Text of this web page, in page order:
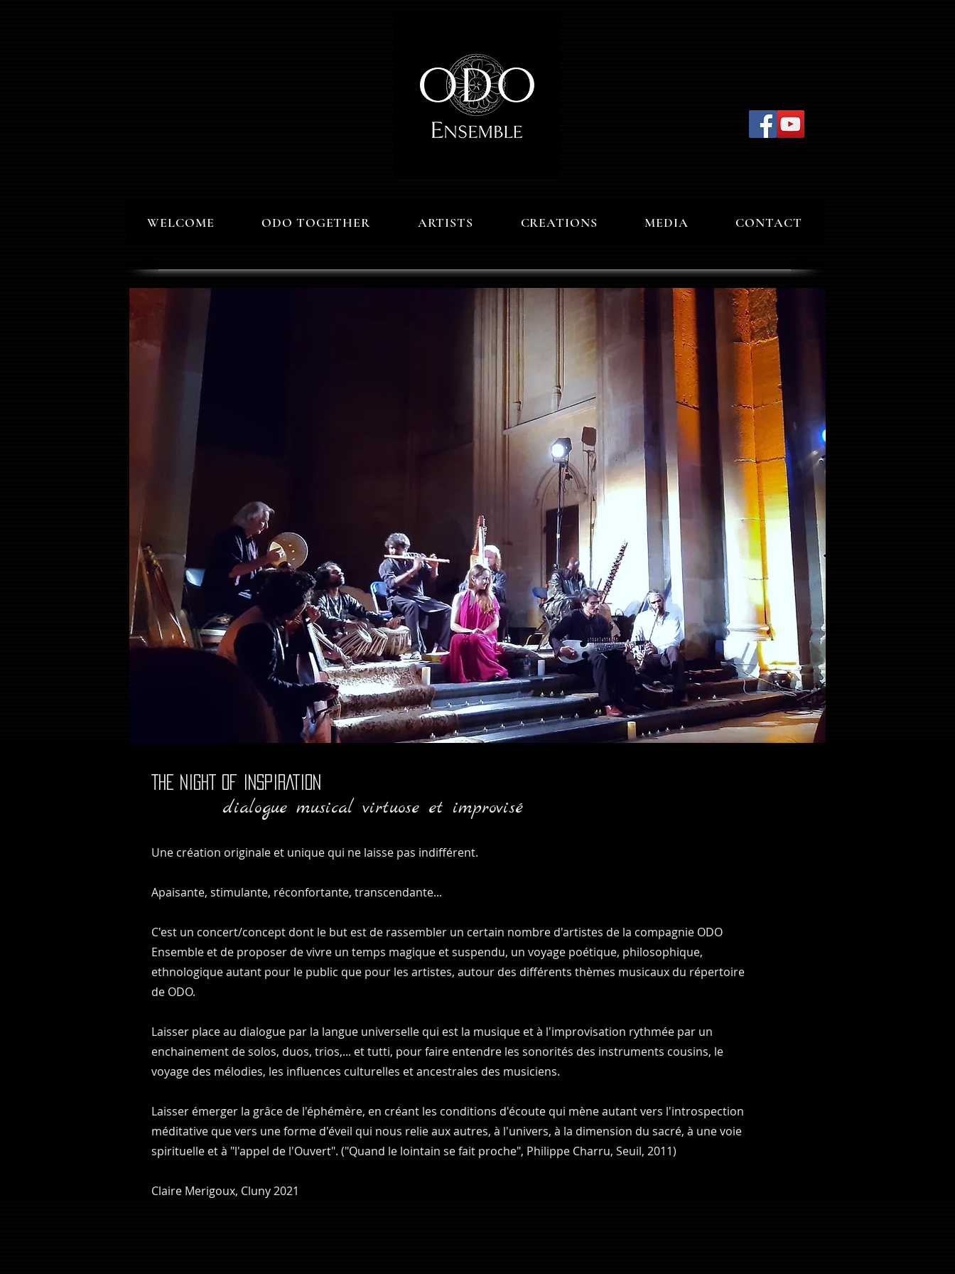
WELCOME ODO TOGETHER ARTISTS CREATIONS MEDIA CONTACT
THE NIGHT OF INSPIRATION
dialogue musical virtuose et improvisé
Une création originale et unique qui ne laisse pas indifférent.
Apaisante, stimulante, réconfortante, transcendante...
C'est un concert/concept dont le but est de rassembler un certain nombre d'artistes de la compagnie ODO
Ensemble et de proposer de vivre un temps magique et suspendu, un voyage poétique, philosophique,
ethnologique autant pour le public que pour les artistes, autour des différents thèmes musicaux du répertoire
de ODO.
Laisser place au dialogue par la langue universelle qui est la musique et à l'improvisation rythmée par un
enchainement de solos, duos, trios,... et tutti, pour faire entendre les sonorités des instruments cousins, le
voyage des mélodies, les influences culturelles et ancestrales des musiciens. ​
Laisser émerger la grâce de l'éphémère, en créant les conditions d'écoute qui mène autant vers l'introspection
méditative que vers une forme d'éveil qui nous relie aux autres, à l'univers, à la dimension du sacré, à une voie
spirituelle et à "l'appel de l'Ouvert". ("Quand le lointain se fait proche", Philippe Charru, Seuil, 2011) ​
Claire Merigoux, Cluny 2021​